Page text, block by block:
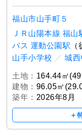
福山市山手町５
ＪＲ山陽本線 福山
バス 運動公園駅
山手小学校 ／ 城西
土地： 164.44㎡
建物： 96.05㎡
築年： 2026年8月
＋